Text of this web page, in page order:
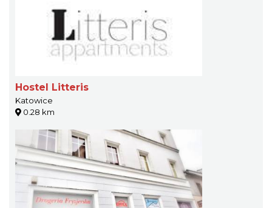
Hostel Litteris
Katowice
0.28 km